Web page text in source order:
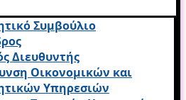
Συμβούλιο
Διευθυντής
Οικονομικών και
Υπηρεσι­ών